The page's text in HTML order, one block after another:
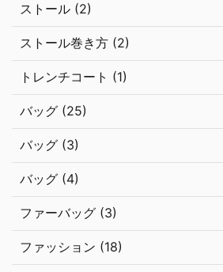
ストール (2)
ストール巻き方 (2)
トレンチコート (1)
バッグ (25)
バッグ (3)
バッグ (4)
ファーバッグ (3)
ファッション (18)